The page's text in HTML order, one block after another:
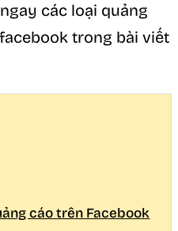
các loại quảng
trong bài viết
cáo trên Facebook